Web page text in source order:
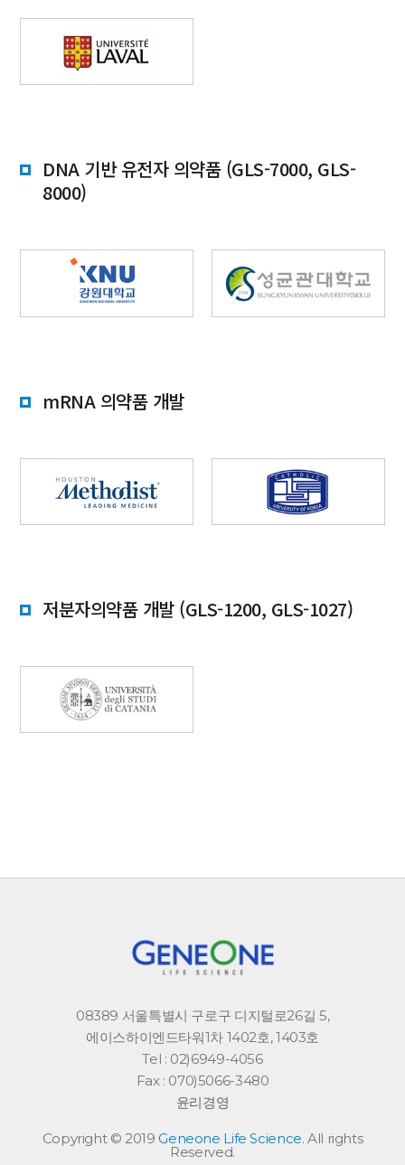
DNA 기반 유전자 의약품 (GLS-7000, GLS-
8000)
mRNA 의약품 개발
저분자의약품 개발 (GLS-1200, GLS-1027)
08389 서울특별시 구로구 디지털로26길 5,
에이스하이엔드타워1차 1402호, 1403호
Tel : 02)6949-4056
Fax : 070)5066-3480
윤리경영
Copyright © 2019Geneone Life Science. All rights
Reserved.